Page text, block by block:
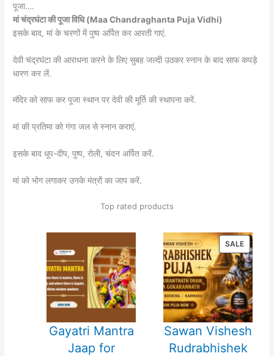
पूजा….
मां चंद्रघंटा की पूजा विधि (Maa Chandraghanta Puja Vidhi)
इसके बाद, मां के चरणों में पुष्प अर्पित कर आरती गाएं.
देवी चंद्रघंटा की आराधना करने के लिए सुबह जल्दी उठकर स्नान के बाद साफ कपड़े
धारण कर लें.
मंदिर को साफ कर पूजा स्थान पर देवी की मूर्ति की स्थापना करें.
मां की प्रतिमा को गंगा जल से स्नान कराएं.
इसके बाद धूप-दीप, पुष्प, रोली, चंदन अर्पित करें.
मां को भोग लगाकर उनके मंत्रों का जाप करें.
Top rated products
Gayatri Mantra
Jaap for
SALE
ON
SALE
Sawan Vishesh
Rudrabhishek